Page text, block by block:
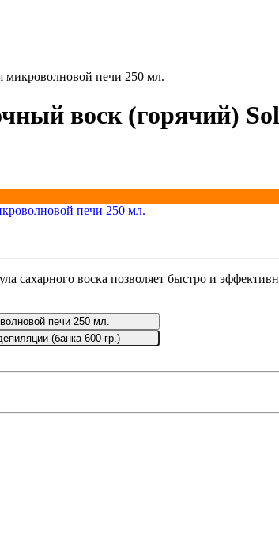
микроволновой печи 250 мл.
воск (горячий)
воска позволяет быстро и
печи 250 мл.
(банка 600 гр.)